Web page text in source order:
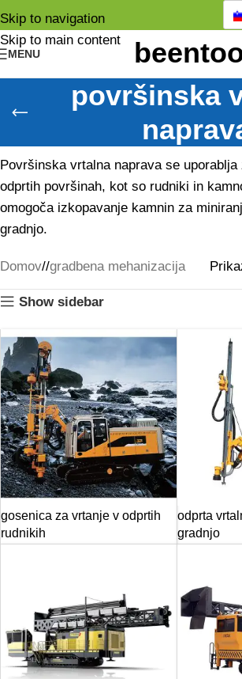
Skip to navigation
Skip to main content
MENU
površinska
Površinska vrtalna naprava se uporablja
odprtih površinah, kot so rudniki in
omogoča izkopavanje kamnin za
gradnjo.
Domov/ gradbena mehanizacija
Show sidebar
gosenica za vrtanje v odprtih
rudnikih
odprta
gradnjo